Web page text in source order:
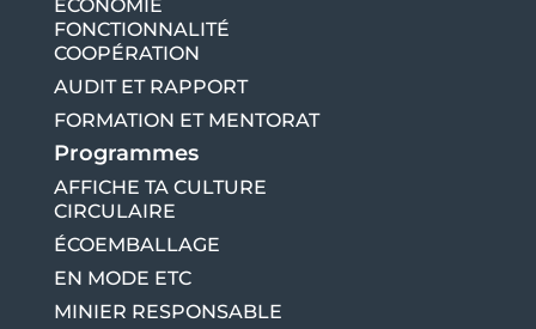
ÉCONOMIE
FONCTIONNALITÉ
COOPÉRATION
AUDIT ET RAPPORT
FORMATION ET MENTORAT
Programmes
AFFICHE TA CULTURE
CIRCULAIRE
ÉCOEMBALLAGE
EN MODE ETC
MINIER RESPONSABLE